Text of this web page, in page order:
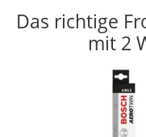
Das richtige
mit 2